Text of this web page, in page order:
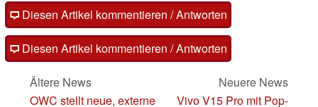
Diesen Artikel kommentieren / Antworten
Diesen Artikel kommentieren / Antworten
Ältere News
OWC stellt neue, externe
Neuere News
Vivo V15 Pro mit Pop-